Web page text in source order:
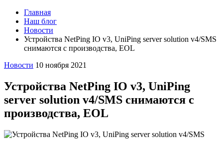
Главная
Наш блог
Новости
Устройства NetPing IO v3, UniPing server solution v4/SMS
снимаются с производства, EOL
Новости 10 ноября 2021
Устройства NetPing IO v3, UniPing
server solution v4/SMS снимаются с
производства, EOL